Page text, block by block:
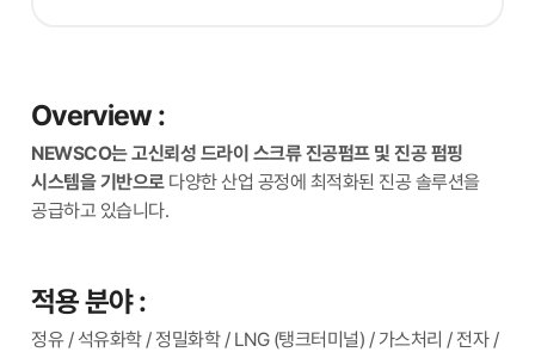
Overview :
NEWSCO는 고신뢰성 드라이 스크류 진공펌프 및 진공 펌핑
시스템을 기반으로다양한 산업 공정에 최적화된 진공 솔루션을
공급하고 있습니다.
적용 분야 :
정유 / 석유화학 / 정밀화학 / LNG (탱크터미널) / 가스처리 / 전자 /